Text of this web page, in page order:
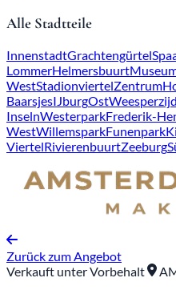
Alle Stadtteile
InnenstadtGrachtengürtel
LommerHelmersbuurt
WestStadionviertelZentrum
BaarsjesIJburgOst
InselnWesterparkFrederik-
WestWillemsparkFunenpark
ViertelRivierenbuurtZeeburg
Zurück zum Angebot
Verkauft unter Vorbehalt